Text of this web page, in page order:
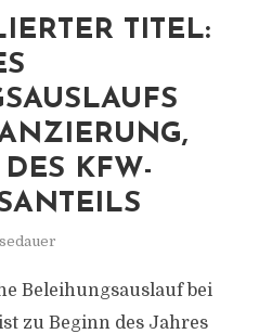
TITEL:
KFW-
Beleihungsauslauf bei
zu Beginn des Jahres